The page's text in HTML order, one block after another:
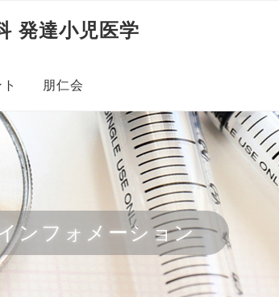
発達小児医学
病院
朋仁会
インフォメーション